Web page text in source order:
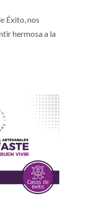
Éxito, nos
hermosa a la